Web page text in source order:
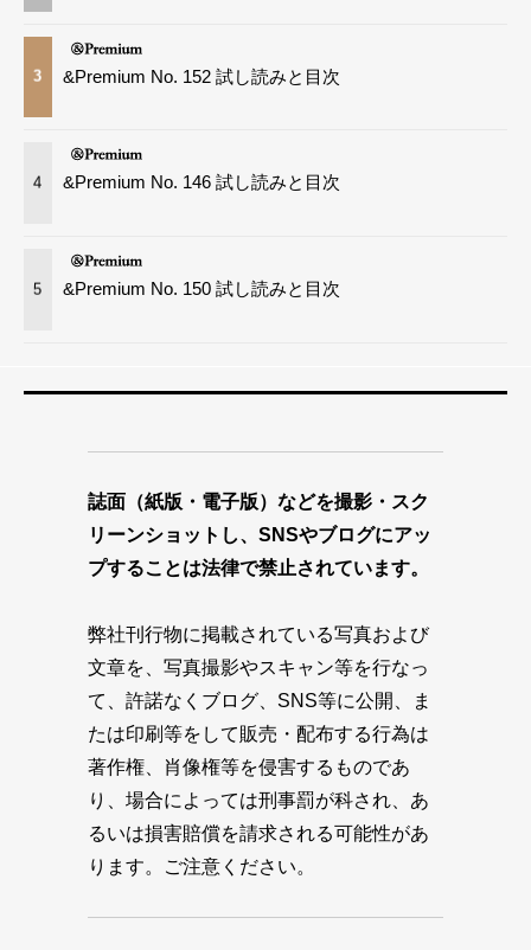
3 &Premium No. 152 試し読みと目次
4 &Premium No. 146 試し読みと目次
5 &Premium No. 150 試し読みと目次
誌面（紙版・電子版）などを撮影・スク
リーンショットし、SNSやブログにアッ
プすることは法律で禁止されています。
弊社刊行物に掲載されている写真および
文章を、写真撮影やスキャン等を行なっ
て、許諾なくブログ、SNS等に公開、ま
たは印刷等をして販売・配布する行為は
著作権、肖像権等を侵害するものであ
り、場合によっては刑事罰が科され、あ
るいは損害賠償を請求される可能性があ
ります。ご注意ください。